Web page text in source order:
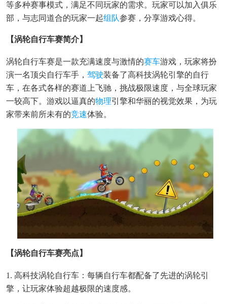
等多种赛事模式，满足不同玩家的需求。玩家可以加入俱乐
部，与志同道合的玩家一起组队参赛，分享游戏心得。
【涡轮自行车赛简介】
涡轮自行车赛是一款充满速度与激情的赛车游戏，玩家将扮
演一名顶尖自行车手， 驾驶装备了高科技涡轮引擎的自行
车，在各式各样的赛道上飞驰，挑战极限速度，与全球玩家
一较高下。游戏以逼真的物理引擎和华丽的视觉效果，为玩
家带来前所未有的竞速体验。
【涡轮自行车赛亮点】
1. 高科技涡轮自行车：每辆自行车都配备了先进的涡轮引
擎，让玩家体验超越极限的速度感。